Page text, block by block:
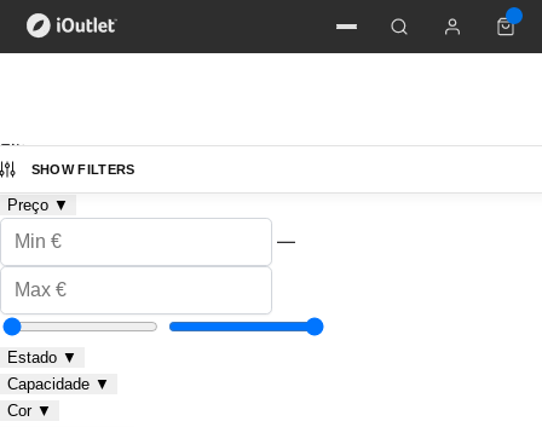
SHOW FILTERS
Filtros
Categoria▼
Preço ▼
—
Estado ▼
Capacidade ▼
Cor ▼